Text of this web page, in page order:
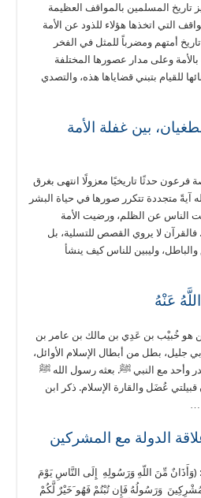
المسلمين بالمواقف العظيمة
التي اتخذها هؤلاء للذود عن الأمة
أمتهم ومضرباً للمثل في الفخر
وعلى مدار عصورها المختلفة
للقيام بتبني قضاياها هذه، والتصدي
بين غفلة الأمة
فرعون حدثًا تاريخيًا معزولًا انتهى بغرق
آيةً متجددة تتكرر صورها في حياة البشر
الناس عن الظلم، ورضيت الأمة
لا يروي القصص للتسلية، بل
وليبين للناس كيف ينشأ
عَنْهُ
هو خُبيْب بن عَدِي بن مالك بن عامر بن
جليل، بطل من أبطال الإسلام الأوائل،
وأحد مع النبي ﷺ. بعثه رسول الله ﷺ
عُضَل والقارة الإسلام. ذكر ابن
الدولة مع المشركين
(وَأَذَانٌ مِّنَ اللّهِ وَرَسُولِهِ إِلَى النَّاسِ يَوْمَ
وَرَسُولُهُ فَإِن تُبْتُمْ فَهُو َخَيْرٌ لَّكُمْ